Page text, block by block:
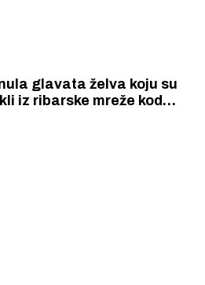
glavata želva koju su
iz ribarske mreže kod